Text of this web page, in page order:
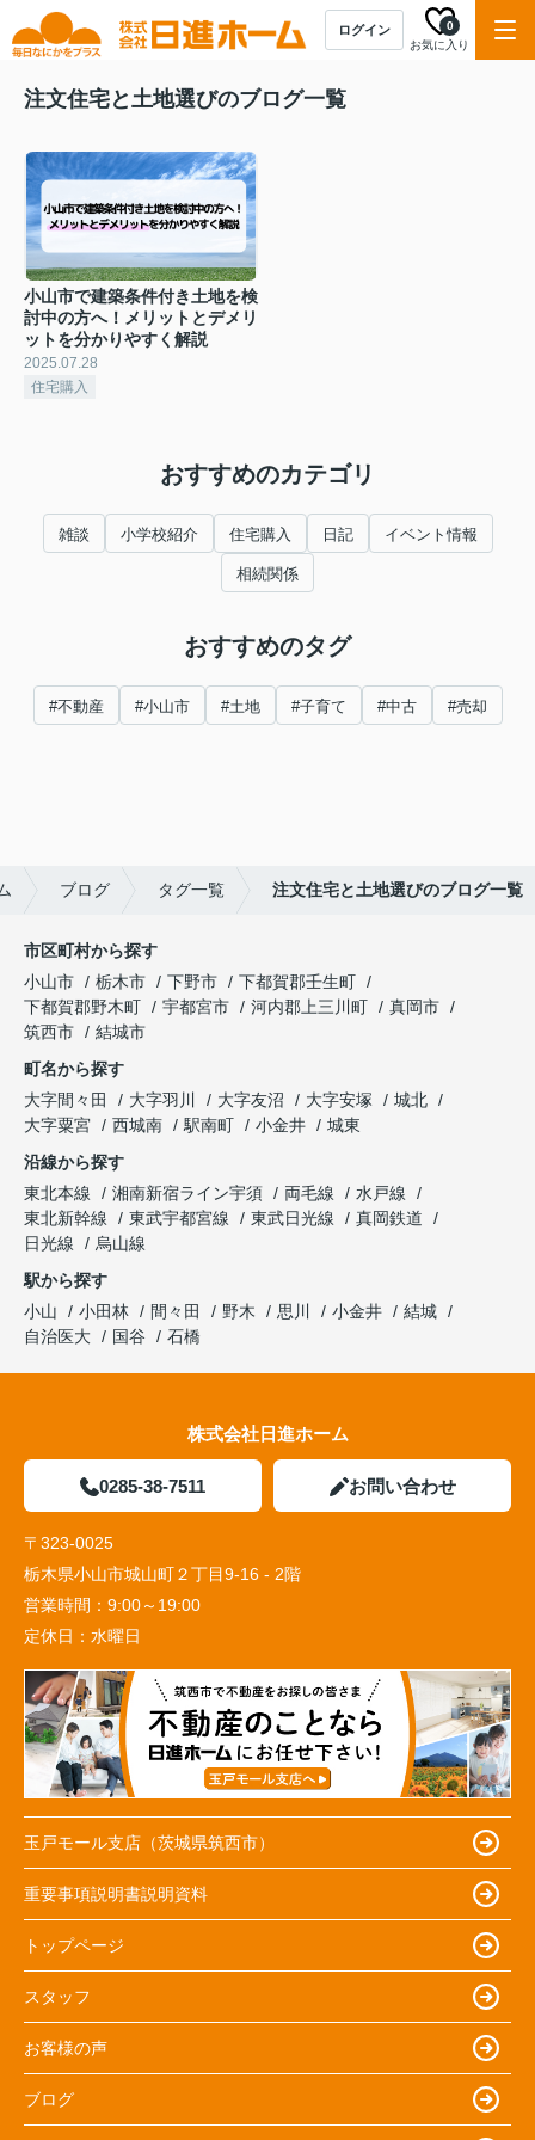
ログイン
お気に入り
0
注文住宅と土地選びのブログ一覧
小山市で建築条件付き土地を検
討中の方へ！メリットとデメリ
ットを分かりやすく解説
2025.07.28
住宅購入
おすすめのカテゴリ
雑談 小学校紹介 住宅購入 日記 イベント情報
相続関係
おすすめのタグ
#不動産 #小山市 #土地 #子育て #中古 #売却
ブログ タグ一覧 注文住宅と土地選びのブログ一覧
市区町村から探す
小山市
栃木市 下野市
下都賀郡壬生町
下都賀郡野木町
宇都宮市 河内郡上三川町
真岡市
筑西市
結城市
町名から探す
大字間々田
大字羽川 大字友沼 大字安塚
城北
大字粟宮
西城南 駅南町 小金井
城東
沿線から探す
東北本線
湘南新宿ライン宇須 両毛線
水戸線
東北新幹線
東武宇都宮線 東武日光線
真岡鉄道
日光線
烏山線
駅から探す
小山
小田林 間々田 野木 思川 小金井
結城
自治医大
国谷 石橋
株式会社日進ホーム
0285-38-7511 お問い合わせ
〒323-0025
栃木県小山市城山町２丁目9-16 - 2階
営業時間： 9:00～19:00
定休日： 水曜日
玉戸モール支店（茨城県筑西市）
重要事項説明書説明資料
トップページ
スタッフ
お客様の声
ブログ